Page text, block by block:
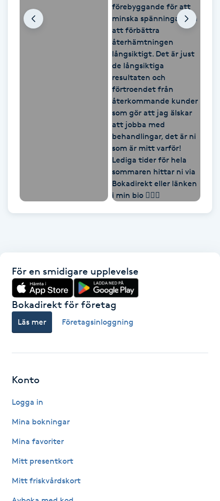
Käkledsbehandling
Luggklippning
Lymfmassage
Massage
Medicinsk massage
För en smidigare upplevelse
Bokadirekt för företag
Läs mer Företagsinloggning
Konto
Logga in
Mina bokningar
Mina favoriter
Mitt presentkort
Mitt friskvårdskort